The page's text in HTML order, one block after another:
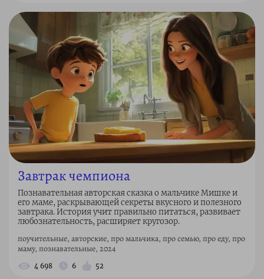
Завтрак чемпиона
Познавательная авторская сказка о мальчике Мишке и
его маме, раскрывающей секреты вкусного и полезного
завтрака. История учит правильно питаться, развивает
любознательность, расширяет кругозор.
поучительные, авторские, про мальчика, про семью, про еду, про
маму, познавательные, 2024
4 698 6 52